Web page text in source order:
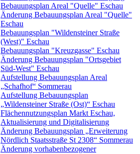
Bebauungsplan Areal "Quelle" Eschau
Änderung Bebauungsplan Areal "Quelle"
Eschau
Bebauungsplan "Wildensteiner Straße
(West)" Eschau
Bebauungsplan "Kreuzgasse" Eschau
Änderung Bebauungsplan "Ortsgebiet
Süd-West" Eschau
Aufstellung Bebauungsplan Areal
„Schafhof“ Sommerau
Aufstellung Bebauungsplan
„Wildensteiner Straße (Ost)“ Eschau
Flächennutzungsplan Markt Eschau,
Aktualisierung und Digitalisierung
Änderung Bebauungsplan „Erweiterung
Nördlich Staatsstraße St 2308“ Sommerau
Änderung vorhabenbezogener